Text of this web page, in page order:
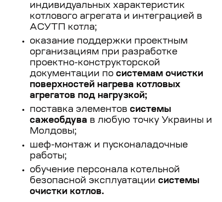
индивидуальных характеристик
котлового агрегата и интеграцией в
АСУТП котла;
оказание поддержки проектным
организациям при разработке
проектно-конструкторской
документации по системам очистки
поверхностей нагрева котловых
агрегатов под нагрузкой;
поставка элементов системы
сажеобдува в любую точку Украины и
Молдовы;
шеф-монтаж и пусконаладочные
работы;
обучение персонала котельной
безопасной эксплуатации системы
очистки котлов.